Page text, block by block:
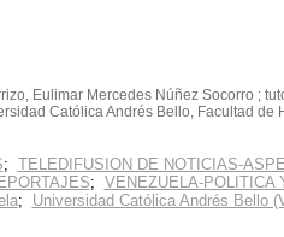
Eulimar Mercedes Núñez Socorro ;
Católica Andrés Bello, Facultad de
; TELEDIFUSION DE NOTICIAS-
; VENEZUELA-POLITICA
; Universidad Católica Andrés Bello